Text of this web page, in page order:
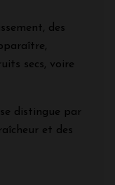
des
secs, voire
distingue par
et des